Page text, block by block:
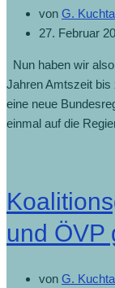
von G. Kuchta
27. Februar
Nun haben wir
Jahren Amtszeit bis
eine neue
einmal auf die
und ÖVP
von G. Kuchta